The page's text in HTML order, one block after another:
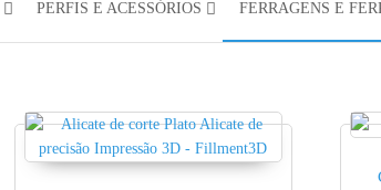
PERFIS E ACESSÓRIOS FERRAGENS E